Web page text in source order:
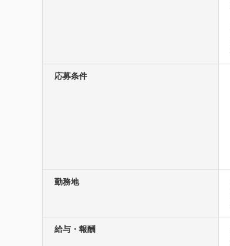
応募条件
勤務地
給与・報酬